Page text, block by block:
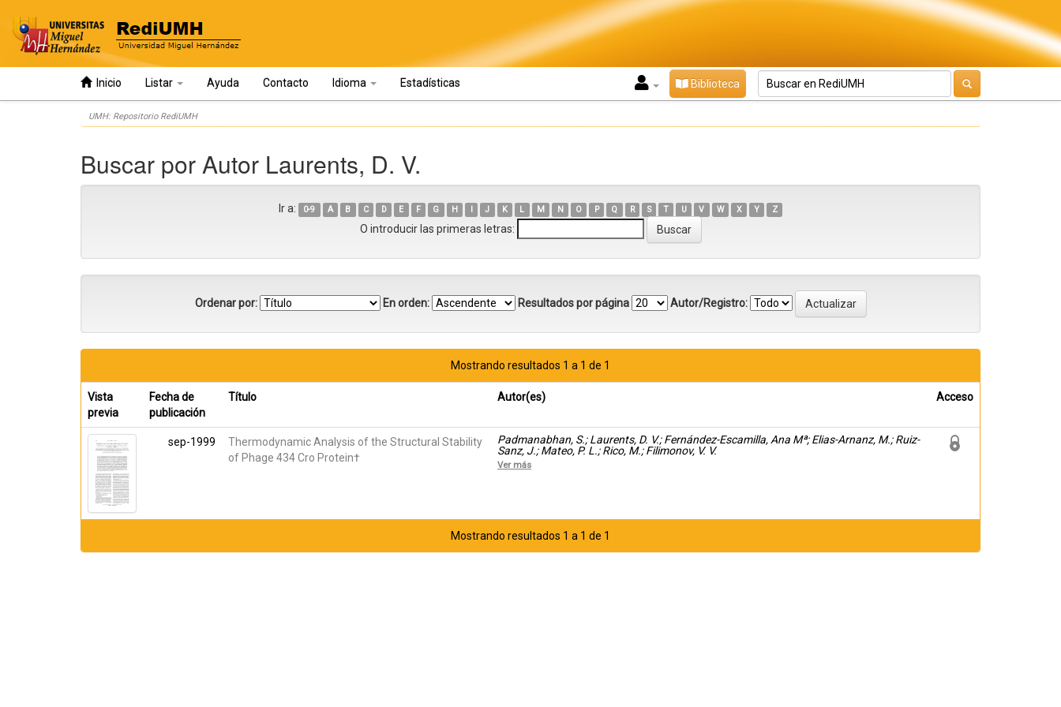
Inicio Listar Ayuda Contacto Idioma Estadísticas Biblioteca
UMH: Repositorio RediUMH
Buscar por Autor Laurents, D. V.
Ir a: 0-9 A B C D E F G H I J K L M N O P Q R S T U V W X Y Z
O introducir las primeras letras:
Ordenar por: En orden: Resultados por página Autor/Registro:
Mostrando resultados 1 a 1 de 1
Vista
previa
Fecha de
publicación
Título Autor(es) Acceso
sep-1999
Thermodynamic Analysis of the Structural Stability
of Phage 434 Cro Protein†
Padmanabhan, S.; Laurents, D. V.; Fernández-Escamilla, Ana Mª; Elias-Arnanz, M.; Ruiz-
Sanz, J.; Mateo, P. L.; Rico, M.; Filimonov, V. V.
Ver más
Mostrando resultados 1 a 1 de 1